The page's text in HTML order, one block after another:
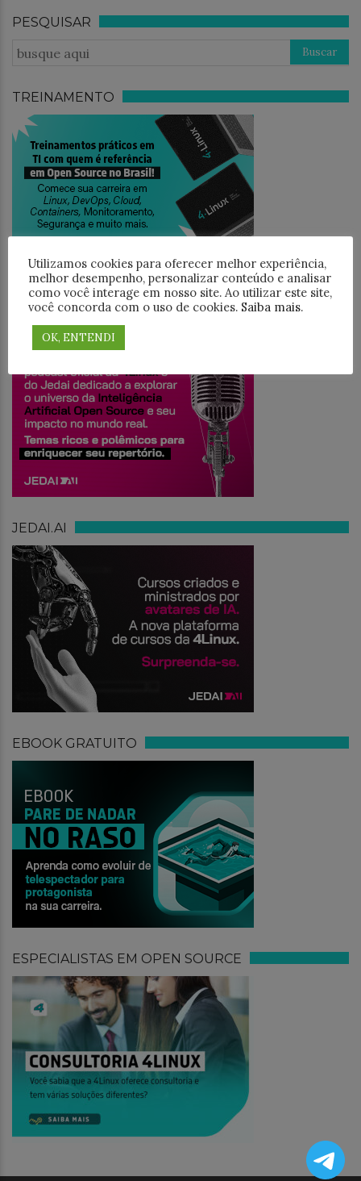
PESQUISAR
TREINAMENTO
JEDAICAST
JEDAI.AI
EBOOK GRATUITO
ESPECIALISTAS EM OPEN SOURCE
Utilizamos cookies para oferecer melhor experiência,
melhor desempenho, personalizar conteúdo e analisar
como você interage em nosso site. Ao utilizar este site,
você concorda com o uso de cookies. Saiba mais.
OK, ENTENDI